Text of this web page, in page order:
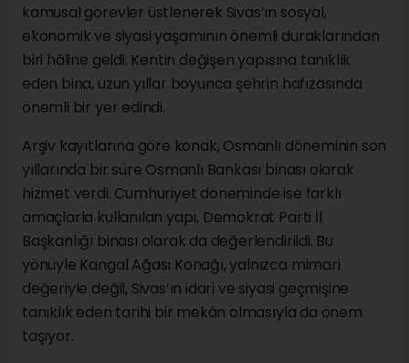
kamusal görevler üstlenerek Sivas’ın sosyal,
ekonomik ve siyasi yaşamının önemli duraklarından
biri hâline geldi. Kentin değişen yapısına tanıklık
eden bina, uzun yıllar boyunca şehrin hafızasında
önemli bir yer edindi.
Arşiv kayıtlarına göre konak, Osmanlı döneminin son
yıllarında bir süre Osmanlı Bankası binası olarak
hizmet verdi. Cumhuriyet döneminde ise farklı
amaçlarla kullanılan yapı, Demokrat Parti İl
Başkanlığı binası olarak da değerlendirildi. Bu
yönüyle Kangal Ağası Konağı, yalnızca mimari
değeriyle değil, Sivas’ın idari ve siyasi geçmişine
tanıklık eden tarihi bir mekân olmasıyla da önem
taşıyor.